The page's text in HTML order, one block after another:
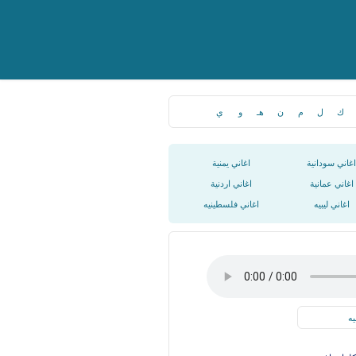
ك ل م ن هـ و ي
اغاني سودانية اغاني يمنية
اغاني عمانية اغاني اردنية
اغاني ليبيه اغاني فلسطينيه